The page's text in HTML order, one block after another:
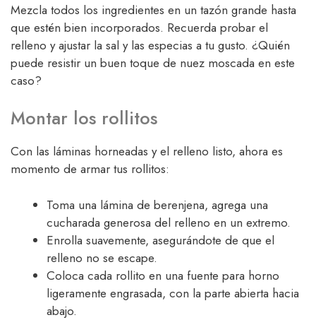
Mezcla todos los ingredientes en un tazón grande hasta
que estén bien incorporados. Recuerda probar el
relleno y ajustar la sal y las especias a tu gusto. ¿Quién
puede resistir un buen toque de nuez moscada en este
caso?
Montar los rollitos
Con las láminas horneadas y el relleno listo, ahora es
momento de armar tus rollitos:
Toma una lámina de berenjena, agrega una
cucharada generosa del relleno en un extremo.
Enrolla suavemente, asegurándote de que el
relleno no se escape.
Coloca cada rollito en una fuente para horno
ligeramente engrasada, con la parte abierta hacia
abajo.